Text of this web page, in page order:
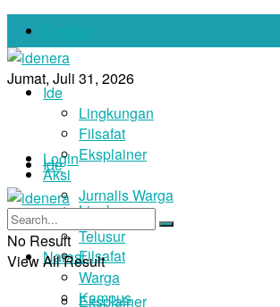
Jumat, Juli 31, 2026
Login
Ide
Lingkungan
Filsafat
Eksplainer
Aksi
Jurnalis Warga
Foto
Telusur
Narasi
Warga
Kampus
Ide
Lingkungan
Filsafat
Eksplainer
No Result
View All Result